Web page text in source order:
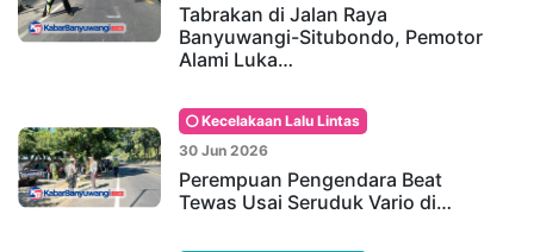
Tabrakan di Jalan Raya
Banyuwangi-Situbondo, Pemotor
Alami Luka…
Kecelakaan Lalu Lintas
30 Jun 2026
Perempuan Pengendara Beat
Tewas Usai Seruduk Vario di…